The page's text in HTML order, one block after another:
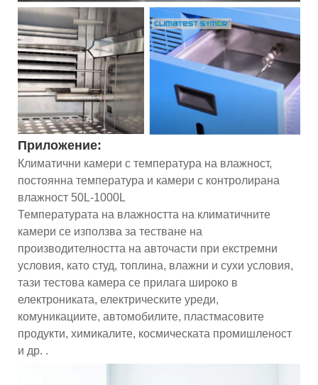
Приложение:
Климатични камери с температура на влажност,
постоянна температура и камери с контролирана
влажност 50L-1000L
Температурата на влажността на климатичните
камери се използва за тестване на
производителността на авточасти при екстремни
условия, като студ, топлина, влажни и сухи условия,
тази тестова камера се прилага широко в
електрониката, електрическите уреди,
комуникациите, автомобилите, пластмасовите
продукти, химикалите, космическата промишленост
и др. .